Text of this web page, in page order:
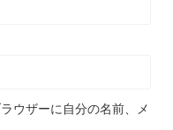
ウザーに自分の名前、メ